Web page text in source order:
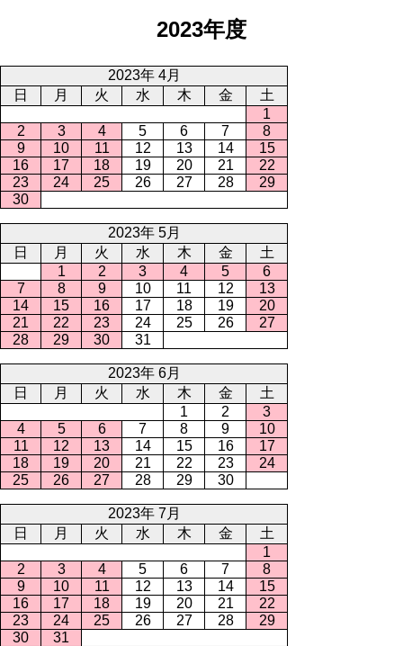
2023年度
2023年 4月
日
月 火 水 木 金
土
1
2
3 4 5 6 7
8
9
10 11 12 13 14
15
16
17 18 19 20 21
22
23
24 25 26 27 28
29
30
2023年 5月
日
月 火 水 木 金
土
1
2 3 4 5
6
7
8 9 10 11 12
13
14
15 16 17 18 19
20
21
22 23 24 25 26
27
28
29 30 31
2023年 6月
日
月 火 水 木 金
土
1
2
3
4
5 6 7 8 9
10
11
12 13 14 15 16
17
18
19 20 21 22 23
24
25
26 27 28 29 30
2023年 7月
日
月 火 水 木 金
土
1
2
3 4 5 6 7
8
9
10 11 12 13 14
15
16
17 18 19 20 21
22
23
24 25 26 27 28
29
30
31